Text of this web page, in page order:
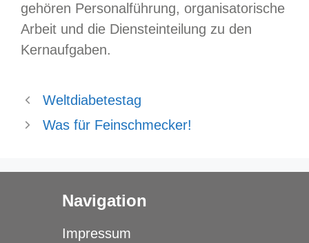
gehören Personalführung, organisatorische
Arbeit und die Diensteinteilung zu den
Kernaufgaben.
Weltdiabetestag
Was für Feinschmecker!
Navigation
Impressum